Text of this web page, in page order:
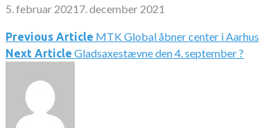
5. februar 2021 7. december 2021
Indlægsnavigation
Previous Article MTK Global åbner center i Aarhus
Next Article Gladsaxestævne den 4. september ?